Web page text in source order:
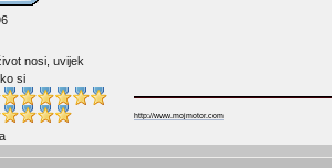
nosi, uvijek
si
http://www.mojmotor.com